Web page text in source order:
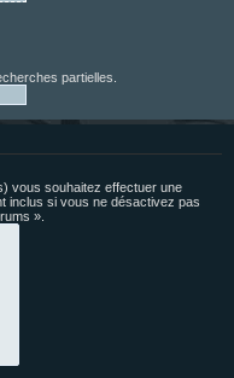
partielles.
vous souhaitez effectuer une
inclus si vous ne désactivez pas
».